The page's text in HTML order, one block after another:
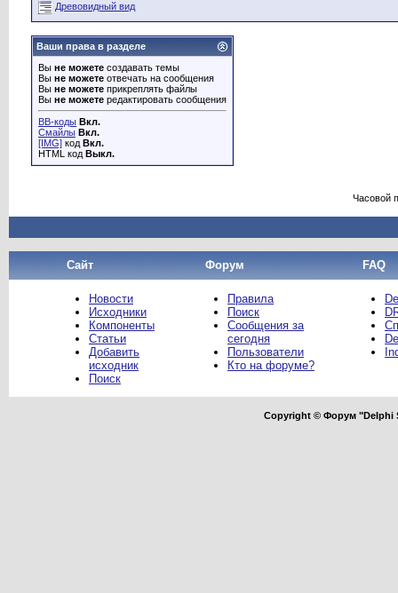
Древовидный вид
Ваши права в разделе
Вы не можете создавать темы
Вы не можете отвечать на сообщения
Вы не можете прикреплять файлы
Вы не можете редактировать сообщения
BB-коды Вкл.
Смайлы Вкл.
[IMG] код Вкл.
HTML код Выкл.
Часовой
Сайт Форум FAQ
Новости
Исходники
Компоненты
Статьи
Добавить
исходник
Поиск
Правила
Поиск
Сообщения за
сегодня
Пользователи
Кто на форуме?
Copyright © Форум "Delphi